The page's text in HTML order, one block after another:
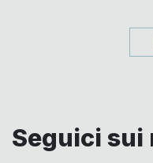
Seguici sui